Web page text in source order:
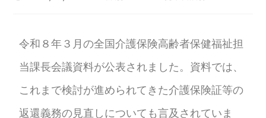
令和８年３月の全国介護保険高齢者保健福祉担
当課長会議資料が公表されました。資料では、
これまで検討が進められてきた介護保険証等の
返還義務の見直しについても言及されていま